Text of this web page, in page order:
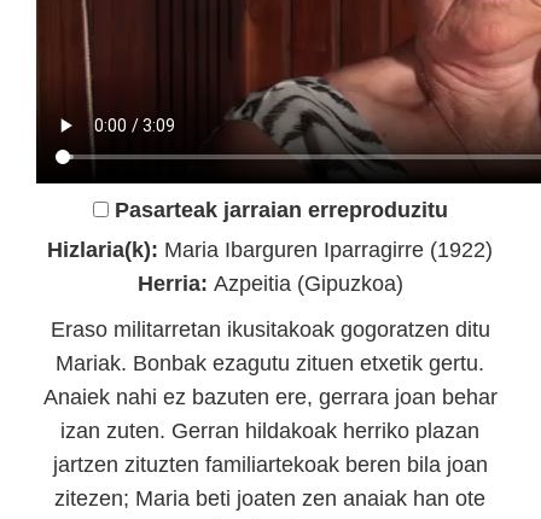
Pasarteak jarraian erreproduzitu
Hizlaria(k): Maria Ibarguren Iparragirre (1922)
Herria: Azpeitia (Gipuzkoa)
Eraso militarretan ikusitakoak gogoratzen ditu
Mariak. Bonbak ezagutu zituen etxetik gertu.
Anaiek nahi ez bazuten ere, gerrara joan behar
izan zuten. Gerran hildakoak herriko plazan
jartzen zituzten familiartekoak beren bila joan
zitezen; Maria beti joaten zen anaiak han ote